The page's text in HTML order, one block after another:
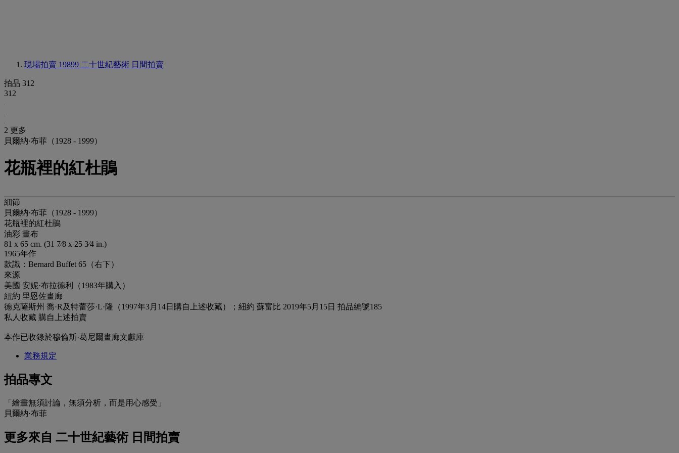
現場拍賣 19899 二十世紀藝術 日間拍賣
拍品 312
312
2 更多
貝爾納·布菲（1928 - 1999）
花瓶裡的紅杜鵑
細節
貝爾納·布菲（1928 - 1999）
花瓶裡的紅杜鵑
油彩 畫布
81 x 65 cm. (31 7⁄8 x 25 3⁄4 in.)
1965年作
款識：Bernard Buffet 65（右下）
來源
美國 安妮·布拉德利（1983年購入）
紐約 里恩佐畫廊
德克薩斯州 喬·R及特蕾莎·L·隆（1997年3月14日購自上述收藏）；紐約 蘇富比 2019年5月15日 拍品編號185
私人收藏 購自上述拍賣
本作已收錄於穆倫斯·葛尼爾畫廊⽂獻庫
業務規定
拍品專文
「繪畫無須討論，無須分析，而是用心感受」
貝爾納·布菲
更多來自 二十世紀藝術 日間拍賣